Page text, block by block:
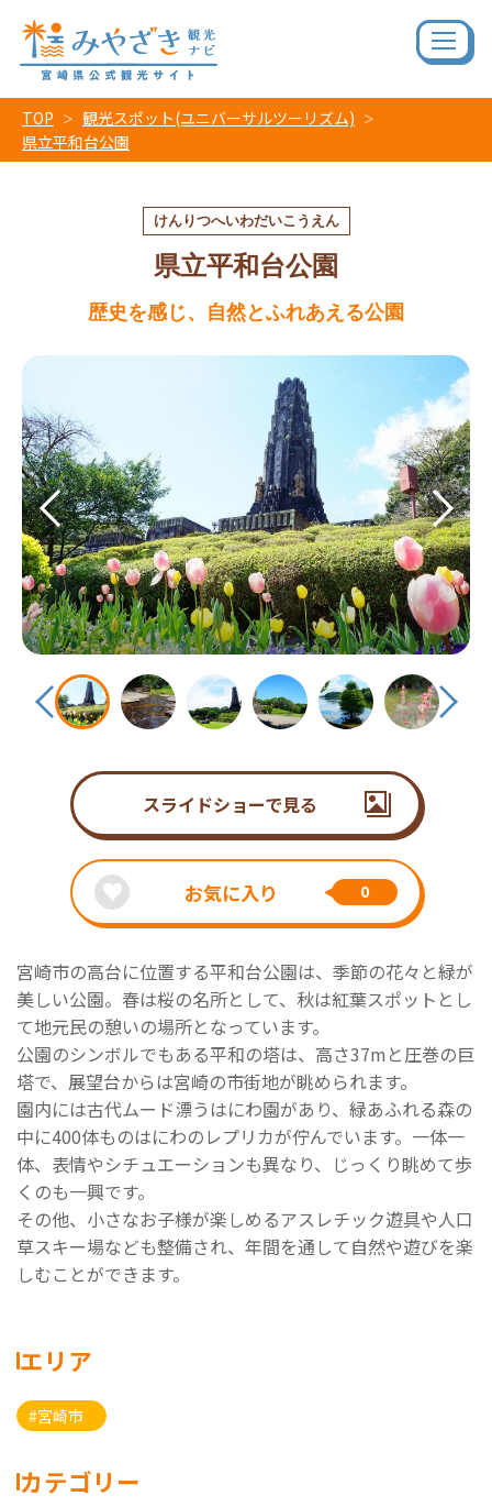
TOP
観光スポット(ユニバーサルツーリズム)
県立平和台公園
けんりつへいわだいこうえん
県立平和台公園
歴史を感じ、自然とふれあえる公園
スライドショーで見る
お気に入り 0
宮崎市の高台に位置する平和台公園は、季節の花々と緑が
美しい公園。春は桜の名所として、秋は紅葉スポットとし
て地元民の憩いの場所となっています。
公園のシンボルでもある平和の塔は、高さ37mと圧巻の巨
塔で、展望台からは宮崎の市街地が眺められます。
園内には古代ムード漂うはにわ園があり、緑あふれる森の
中に400体ものはにわのレプリカが佇んでいます。一体一
体、表情やシチュエーションも異なり、じっくり眺めて歩
くのも一興です。
その他、小さなお子様が楽しめるアスレチック遊具や人口
草スキー場なども整備され、年間を通して自然や遊びを楽
しむことができます。
エリア
#宮崎市
カテゴリー